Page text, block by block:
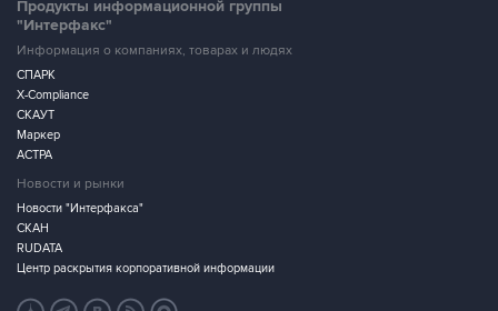
Продукты информационной группы
"Интерфакс"
Информация о компаниях, товарах и людях
СПАРК
X-Compliance
СКАУТ
Маркер
АСТРА
Новости и рынки
Новости "Интерфакса"
СКАН
RUDATA
Центр раскрытия корпоративной информации